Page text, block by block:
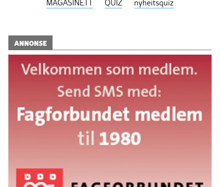
MAGASINETT QUIZ nyheitsquiz
ANNONSE